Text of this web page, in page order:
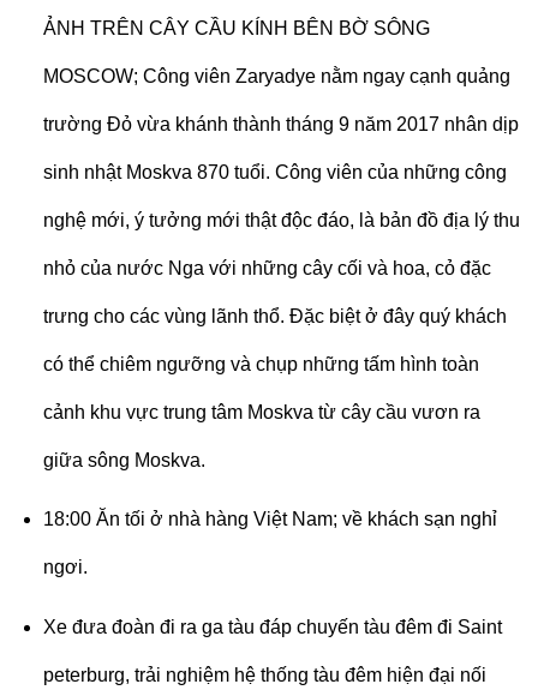
ẢNH TRÊN CÂY CẦU KÍNH BÊN BỜ SÔNG
MOSCOW; Công viên Zaryadye nằm ngay cạnh quảng
trường Đỏ vừa khánh thành tháng 9 năm 2017 nhân dịp
sinh nhật Moskva 870 tuổi. Công viên của những công
nghệ mới, ý tưởng mới thật độc đáo, là bản đồ địa lý thu
nhỏ của nước Nga với những cây cối và hoa, cỏ đặc
trưng cho các vùng lãnh thổ. Đặc biệt ở đây quý khách
có thể chiêm ngưỡng và chụp những tấm hình toàn
cảnh khu vực trung tâm Moskva từ cây cầu vươn ra
giữa sông Moskva.
18:00 Ăn tối ở nhà hàng Việt Nam; về khách sạn nghỉ
ngơi.
Xe đưa đoàn đi ra ga tàu đáp chuyến tàu đêm đi Saint
peterburg, trải nghiệm hệ thống tàu đêm hiện đại nối